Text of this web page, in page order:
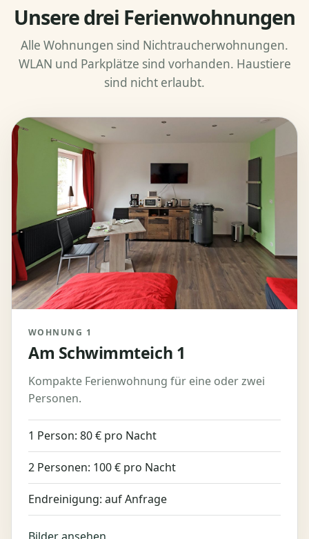
Unsere drei Ferienwohnungen
Alle Wohnungen sind Nichtraucherwohnungen.
WLAN und Parkplätze sind vorhanden. Haustiere
sind nicht erlaubt.
WOHNUNG 1
Am Schwimmteich 1
Kompakte Ferienwohnung für eine oder zwei
Personen.
1 Person: 80 € pro Nacht
2 Personen: 100 € pro Nacht
Endreinigung: auf Anfrage